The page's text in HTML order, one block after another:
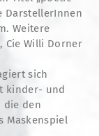
DarstellerInnen
Weitere
Cie Willi Dorner
sich
kinder- und
die den
Maskenspiel